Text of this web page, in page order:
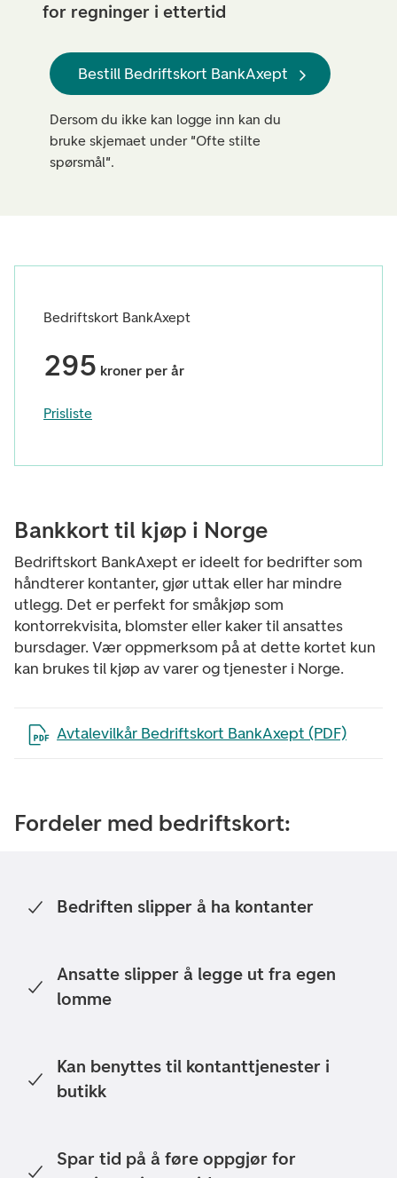
for regninger i ettertid
Bestill Bedriftskort BankAxept
Dersom du ikke kan logge inn kan du
bruke skjemaet under "Ofte stilte
spørsmål".
Bedriftskort BankAxept
295 kroner per år
Prisliste
Bankkort til kjøp i Norge
Bedriftskort BankAxept er ideelt for bedrifter som
håndterer kontanter, gjør uttak eller har mindre
utlegg. Det er perfekt for småkjøp som
kontorrekvisita, blomster eller kaker til ansattes
bursdager. Vær oppmerksom på at dette kortet kun
kan brukes til kjøp av varer og tjenester i Norge.
Avtalevilkår Bedriftskort BankAxept (PDF)
Åpne filen i en ny fane
Fordeler med bedriftskort:
Bedriften slipper å ha kontanter
Ansatte slipper å legge ut fra egen
lomme
Kan benyttes til kontanttjenester i
butikk
Spar tid på å føre oppgjør for